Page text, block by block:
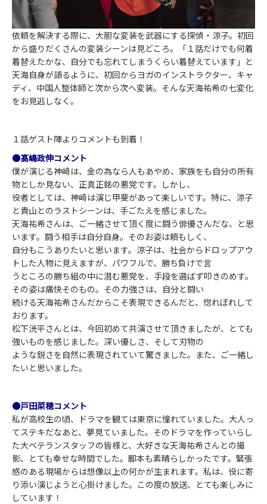
依頼を解決する際に、大胆な変装を武器にする探偵・涼子。初回
から盛りだくさんの変装シーンは見どころ。「１話だけでも何着
着替えたかな、自分でも忘れてしまうくらい着替えています」と
天海自身が語るように、初回からヨガのインストラクター、キャ
ディ、中国人整体師と次から次へ変装。そんな天海祐希の七変化
をお見逃しなく。
１話ゲスト陣よりコメントも到着！
●髙嶋政伸コメント
僕が演じる神崎は、金の為なら人もあやめ、家族をも自分の所有
物としか見ない、正真正銘の悪党です。しかし、
役者としては、神崎は演じ甲斐があって楽しいです。特に、涼子
と貴山とのラストシーンは、手ごたえを感じました。
天海祐希さんは、ご一緒させて頂く度に闘う俳優さんだな、と思
います。闘う相手は自分自身。そのお姿は頼もしく、
自分もこうありたいと思います。涼子は、社会からドロップアウ
トした人物に見えますが、パワフルで、勝ち負けで言
うところの勝ち組の中に潜む悪党を、手段を選ばず叩きのめす。
その姿は痛快そのもの。その力強さは、自分と闘い
続ける天海祐希さんだからこそ表現できるんだと、惚れぼれして
おります。
松下洸平さんとは、今回初めて共演させて頂きましたが、とても
強いものを感じました。深い優しさ、そして刃物の
ような鋭さを自然に表現されていて驚きました。また、ご一緒し
たいと思いました。
●戸田菜穂コメント
私が高校生の頃、ドラマを観ては東京に憧れていました。大人っ
てステキだなあと、夢見ていました。そのドラマを作っていらし
た大ベテランスタッフの皆様と、大好きな天海祐希さんとの撮
影、とても幸せな時間でした。脚本も素晴らしかったです。緊張
感のある現場からは想像以上の何かが生まれます。私は、役に寄
り添い演じようと心掛けました。この度の放送、とても楽しみに
しています！